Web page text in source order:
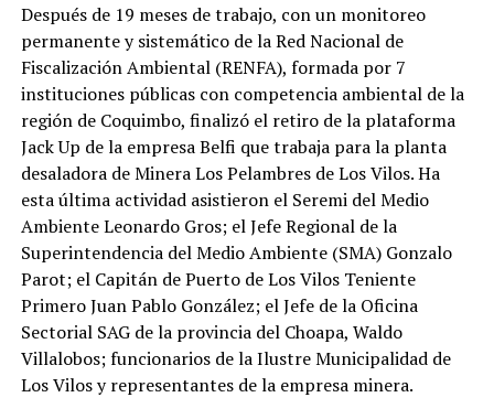
Después de 19 meses de trabajo, con un monitoreo
permanente y sistemático de la Red Nacional de
Fiscalización Ambiental (RENFA), formada por 7
instituciones públicas con competencia ambiental de la
región de Coquimbo, finalizó el retiro de la plataforma
Jack Up de la empresa Belfi que trabaja para la planta
desaladora de Minera Los Pelambres de Los Vilos. Ha
esta última actividad asistieron el Seremi del Medio
Ambiente Leonardo Gros; el Jefe Regional de la
Superintendencia del Medio Ambiente (SMA) Gonzalo
Parot; el Capitán de Puerto de Los Vilos Teniente
Primero Juan Pablo González; el Jefe de la Oficina
Sectorial SAG de la provincia del Choapa, Waldo
Villalobos; funcionarios de la Ilustre Municipalidad de
Los Vilos y representantes de la empresa minera.